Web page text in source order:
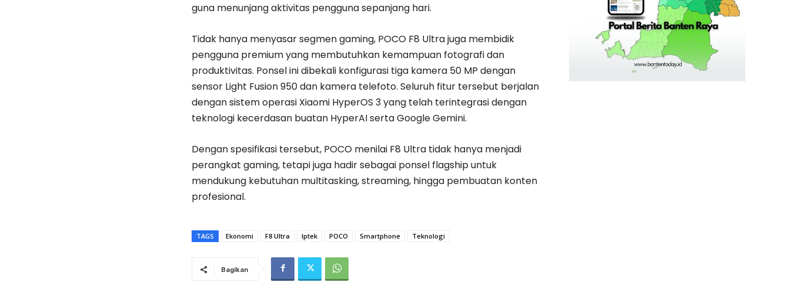
guna menunjang aktivitas pengguna sepanjang hari.
Tidak hanya menyasar segmen gaming, POCO F8 Ultra juga membidik
pengguna premium yang membutuhkan kemampuan fotografi dan
produktivitas. Ponsel ini dibekali konfigurasi tiga kamera 50 MP dengan
sensor Light Fusion 950 dan kamera telefoto. Seluruh fitur tersebut berjalan
dengan sistem operasi Xiaomi HyperOS 3 yang telah terintegrasi dengan
teknologi kecerdasan buatan HyperAI serta Google Gemini.
Dengan spesifikasi tersebut, POCO menilai F8 Ultra tidak hanya menjadi
perangkat gaming, tetapi juga hadir sebagai ponsel flagship untuk
mendukung kebutuhan multitasking, streaming, hingga pembuatan konten
profesional.
TAGS Ekonomi F8 Ultra Iptek POCO Smartphone Teknologi
Bagikan